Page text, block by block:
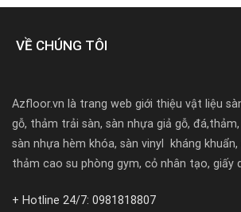
VỀ CHÚNG TÔI
Azfloor.vn là trang web giới thiệu vật liệu
gỗ, thảm trải sàn, sàn nhựa giả gỗ,
sàn nhựa hèm khóa, sàn vinyl kháng
thảm cao su phòng gym, cỏ nhân tạo, giấy
+ Hotline 24/7: 0981818807